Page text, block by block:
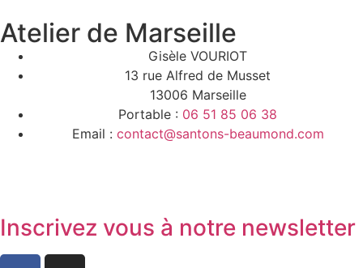
Atelier de Marseille
Gisèle VOURIOT
13 rue Alfred de Musset
13006 Marseille
Portable : 06 51 85 06 38
Email : contact@santons-beaumond.com
Inscrivez vous à notre newsletter